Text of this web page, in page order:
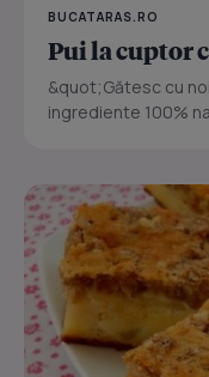
BUCATARAS.RO
Pui la cuptor
&quot;Gătesc cu
ingrediente 100%